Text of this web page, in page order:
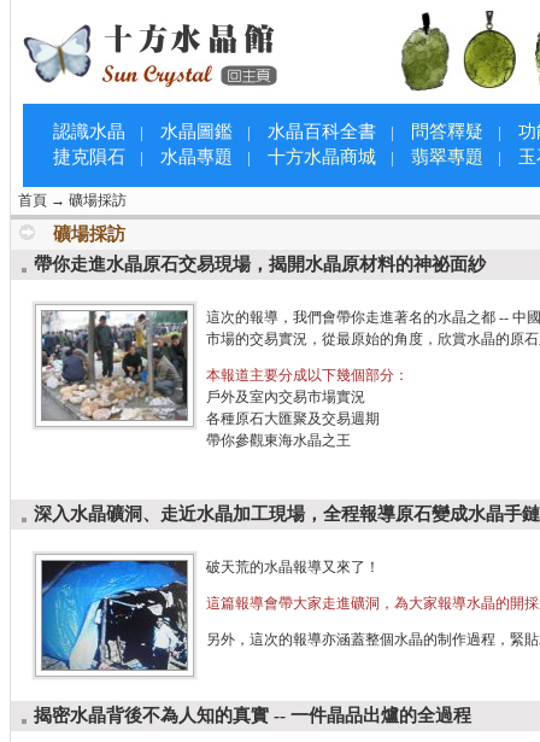
認識水晶 | 水晶圖鑑 | 水晶百科全書 | 問答釋疑 |
功
捷克隕石
| 水晶專題 | 十方水晶商城 | 翡翠專題 |
首頁 → 礦場採訪
礦場採訪
帶你走進水晶原石交易現場，揭開水晶原材料的神祕面紗
這次的報導，我們會帶你走進著名的水晶之都 -- 中
市場的交易實況，從最原始的角度，欣賞水晶的原
本報道主要分成以下幾個部分：
戶外及室內交易市場實況
各種原石大匯聚及交易週期
帶你參觀東海水晶之王
深入水晶礦洞、走近水晶加工現場，全程報導原石變成水晶手
破天荒的水晶報導又來了！
這篇報導會帶大家走進礦洞，為大家報導水晶的開
另外，這次的報導亦涵蓋整個水晶的制作過程，緊
揭密水晶背後不為人知的真實 -- 一件晶品出爐的全過程